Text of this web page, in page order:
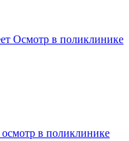
Осмотр в поликлинике
в поликлинике